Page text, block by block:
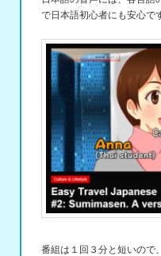
で日本語初心者にも安心で
番組は１回３分と短いので